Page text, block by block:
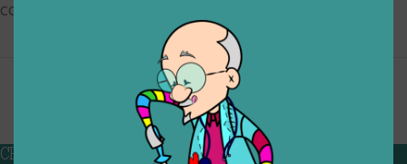
COLLOCAZIONE: EXP
CHI SIAMO